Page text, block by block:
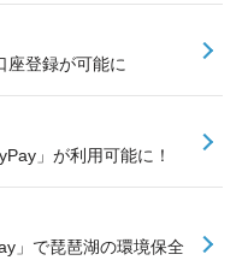
座登録が可能に
」が利用可能に！
」で琵琶湖の環境保全